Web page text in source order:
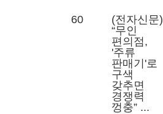
60
(전자신문)
“무인
편의점,
'주류
판매기'로
구색
갖추면
경쟁력
껑충” ...